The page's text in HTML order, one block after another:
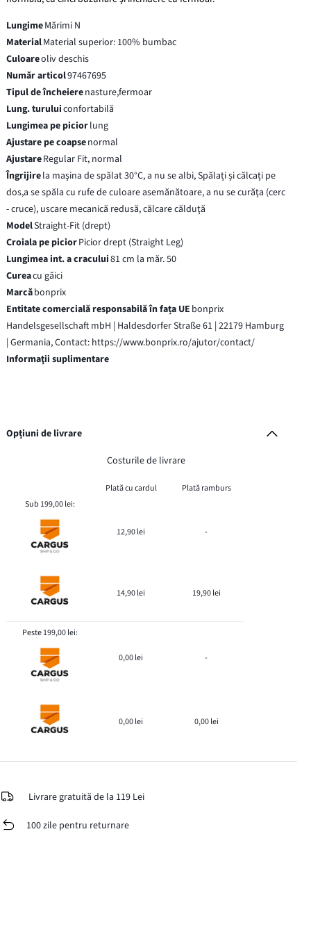
LungimeMărimi N
MaterialMaterial superior: 100% bumbac
Culoareoliv deschis
Număr articol97467695
Tipul de încheierenasture,fermoar
Lung. turuluiconfortabilă
Lungimea pe piciorlung
Ajustare pe coapsenormal
AjustareRegular Fit, normal
Îngrijirela maşina de spălat 30°C, a nu se albi, Spălați și călcați pe
dos,a se spăla cu rufe de culoare asemănătoare, a nu se curăţa (cerc
- cruce), uscare mecanică redusă, călcare călduţă
ModelStraight-Fit (drept)
Croiala pe piciorPicior drept (Straight Leg)
Lungimea int. a cracului81 cm la măr. 50
Cureacu găici
Marcăbonprix
Entitate comercială responsabilă în fața UE bonprix
Handelsgesellschaft mbH | Haldesdorfer Straße 61 | 22179 Hamburg
| Germania, Contact: https://www.bonprix.ro/ajutor/contact/
Informaţii suplimentare
Opțiuni de livrare
Costurile de livrare
Plată cu cardul
Plată ramburs
Sub 199,00 lei:
12,90 lei -
14,90 lei 19,90 lei
Peste 199,00 lei:
0,00 lei -
0,00 lei 0,00 lei
Livrare gratuită de la 119 Lei
100 zile pentru returnare